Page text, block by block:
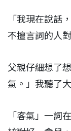
「我現在說話
不擅言詞的人
父親仔細想了
氣。」我聽了
「客氣」一詞